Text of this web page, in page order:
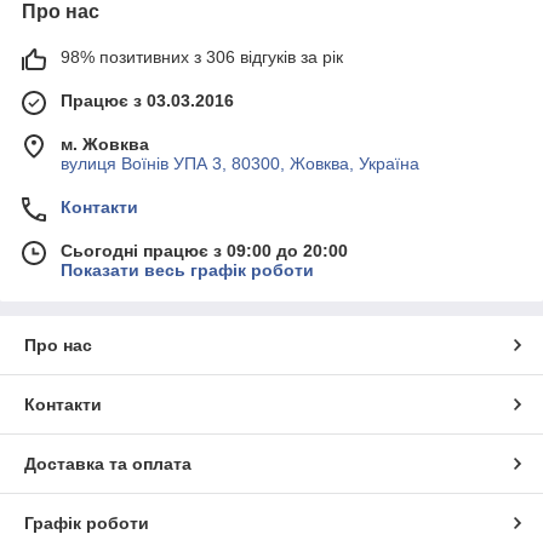
Про нас
98% позитивних з 306 відгуків за рік
Працює з 03.03.2016
м. Жовква
вулиця Воїнів УПА 3, 80300, Жовква, Україна
Контакти
Сьогодні працює з 09:00 до 20:00
Показати весь графік роботи
Про нас
Контакти
Доставка та оплата
Графік роботи